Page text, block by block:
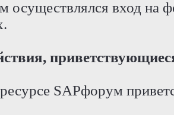
осуществлялся вход на
SAPфорум